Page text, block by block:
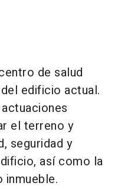
de salud
edificio actual.
el terreno y
seguridad y
así como la
inmueble.